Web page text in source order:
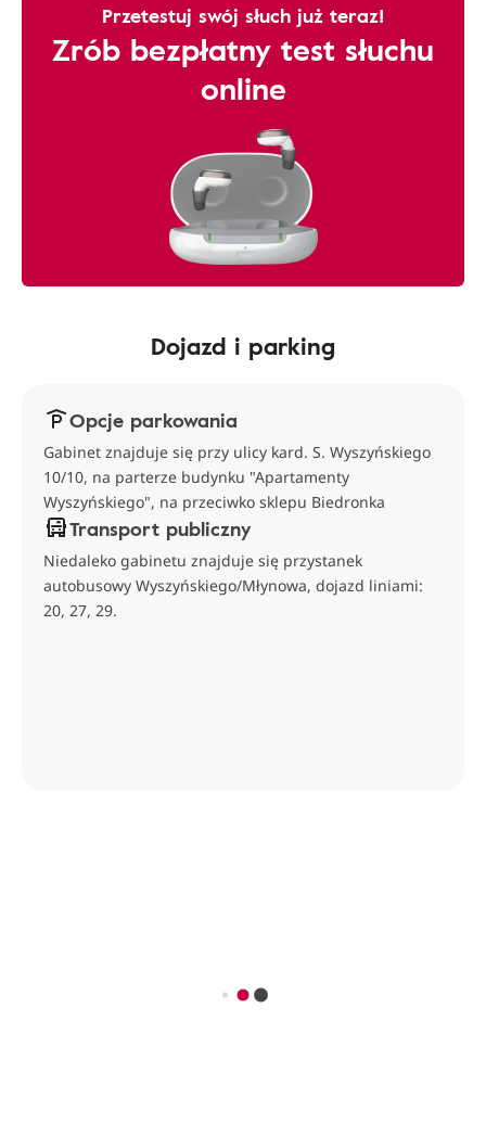
Przetestuj swój słuch już teraz!
Zrób bezpłatny test słuchu
online
Dojazd i parking
Opcje parkowania
Gabinet znajduje się przy ulicy kard. S. Wyszyńskiego
10/10, na parterze budynku "Apartamenty
Wyszyńskiego", na przeciwko sklepu Biedronka
Transport publiczny
Niedaleko gabinetu znajduje się przystanek
autobusowy Wyszyńskiego/Młynowa, dojazd liniami:
20, 27, 29.